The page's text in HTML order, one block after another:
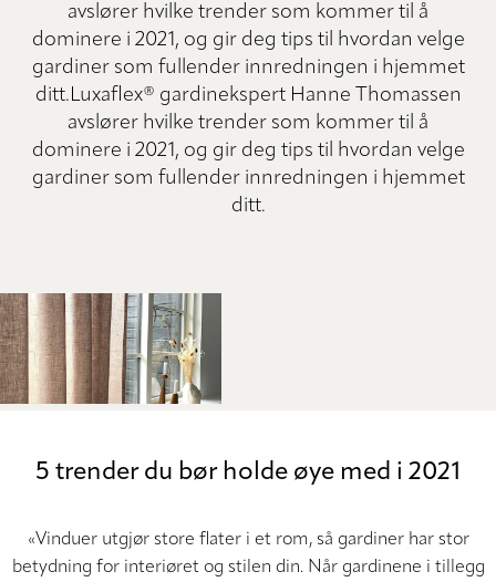
avslører hvilke trender som kommer til å
dominere i 2021, og gir deg tips til hvordan velge
gardiner som fullender innredningen i hjemmet
ditt.Luxaflex® gardinekspert Hanne Thomassen
avslører hvilke trender som kommer til å
dominere i 2021, og gir deg tips til hvordan velge
gardiner som fullender innredningen i hjemmet
ditt.
5 trender du bør holde øye med i 2021
«Vinduer utgjør store flater i et rom, så gardiner har stor
betydning for interiøret og stilen din. Når gardinene i tillegg